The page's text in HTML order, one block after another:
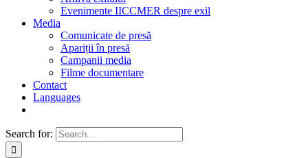
Evenimente IICCMER despre exil
Media
Comunicate de presă
Apariții în presă
Campanii media
Filme documentare
Contact
Languages
Search for: